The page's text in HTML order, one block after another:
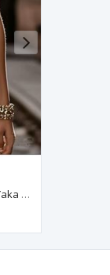
Kadın Omuzlardan Açık Ribanalı V Yaka Formunda Kısa Triko Elbise